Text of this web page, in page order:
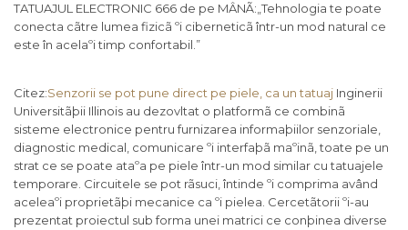
TATUAJUL ELECTRONIC 666 de pe MÂNÃ:„Tehnologia te poate
conecta cãtre lumea fizicã ºi ciberneticã într-un mod natural ce
este în acelaºi timp confortabil.”
Citez:Senzorii se pot pune direct pe piele, ca un tatuaj Inginerii
Universitãþii Illinois au dezovltat o platformã ce combinã
sisteme electronice pentru furnizarea informaþiilor senzoriale,
diagnostic medical, comunicare ºi interfaþã maºinã, toate pe un
strat ce se poate ataºa pe piele într-un mod similar cu tatuajele
temporare. Circuitele se pot rãsuci, întinde ºi comprima având
aceleaºi proprietãþi mecanice ca ºi pielea. Cercetãtorii ºi-au
prezentat proiectul sub forma unei matrici ce conþinea diverse